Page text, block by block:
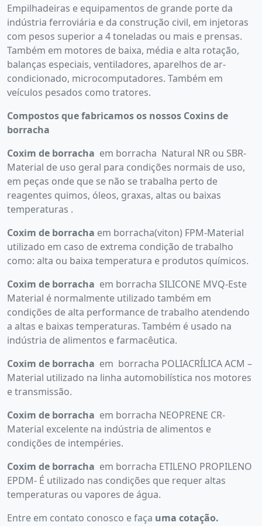
Empilhadeiras e equipamentos de grande porte da
indústria ferroviária e da construção civil, em injetoras
com pesos superior a 4 toneladas ou mais e prensas.
Também em motores de baixa, média e alta rotação,
balanças especiais, ventiladores, aparelhos de ar-
condicionado, microcomputadores. Também em
veículos pesados como tratores.
Compostos que fabricamos os nossos Coxins de
borracha
Coxim de borracha em borracha Natural NR ou SBR-
Material de uso geral para condições normais de uso,
em peças onde que se não se trabalha perto de
reagentes quimos, óleos, graxas, altas ou baixas
temperaturas .
Coxim de borracha em borracha(viton) FPM-Material
utilizado em caso de extrema condição de trabalho
como: alta ou baixa temperatura e produtos químicos.
Coxim de borracha em borracha SILICONE MVQ-Este
Material é normalmente utilizado também em
condições de alta performance de trabalho atendendo
a altas e baixas temperaturas. Também é usado na
indústria de alimentos e farmacêutica.
Coxim de borracha em borracha POLIACRÍLICA ACM –
Material utilizado na linha automobilística nos motores
e transmissão.
Coxim de borracha em borracha NEOPRENE CR-
Material excelente na indústria de alimentos e
condições de intempéries.
Coxim de borracha em borracha ETILENO PROPILENO
EPDM- É utilizado nas condições que requer altas
temperaturas ou vapores de água.
Entre em contato conosco e faça uma cotação.